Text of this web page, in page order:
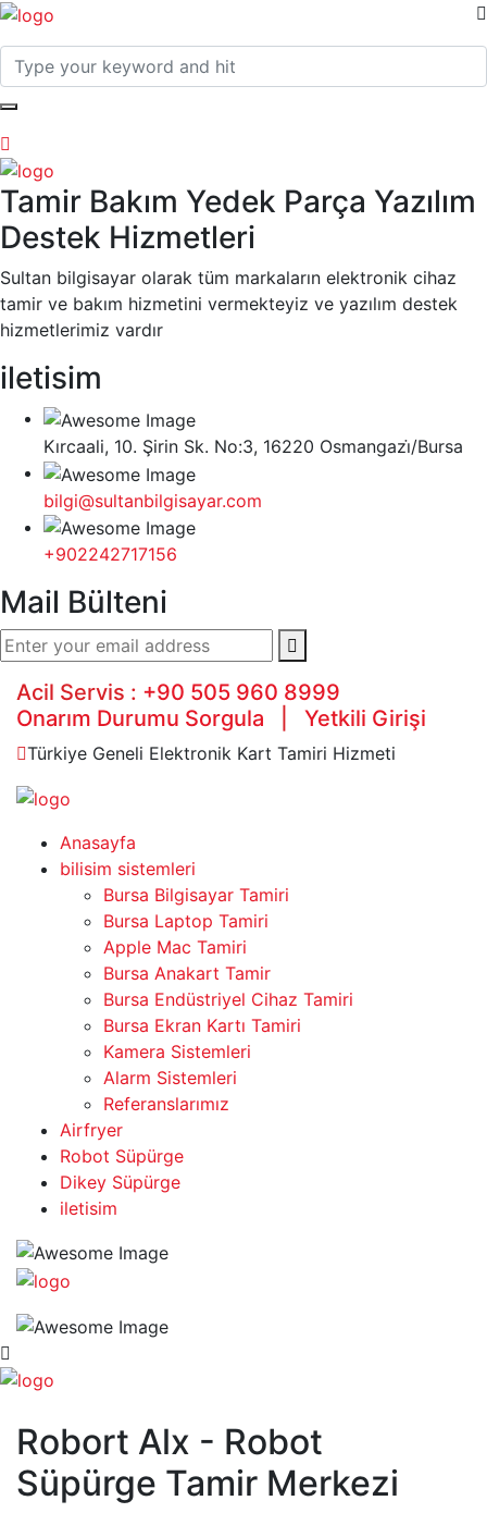
Tamir Bakım Yedek Parça Yazılım
Destek Hizmetleri
Sultan bilgisayar olarak tüm markaların elektronik cihaz
tamir ve bakım hizmetini vermekteyiz ve yazılım destek
hizmetlerimiz vardır
iletisim
Kırcaali, 10. Şirin Sk. No:3, 16220 Osmangazi̇/Bursa
bilgi@sultanbilgisayar.com
+902242717156
Mail Bülteni
Acil Servis : +90 505 960 8999
Onarım Durumu Sorgula
Yetkili Girişi
Türkiye Geneli Elektronik Kart Tamiri Hizmeti
Anasayfa
bilisim sistemleri
Bursa Bilgisayar Tamiri
Bursa Laptop Tamiri
Apple Mac Tamiri
Bursa Anakart Tamir
Bursa Endüstriyel Cihaz Tamiri
Bursa Ekran Kartı Tamiri
Kamera Sistemleri
Alarm Sistemleri
Referanslarımız
Airfryer
Robot Süpürge
Dikey Süpürge
iletisim
Robort Alx - Robot
Süpürge Tamir Merkezi